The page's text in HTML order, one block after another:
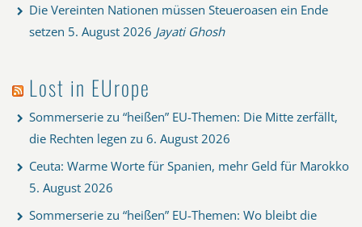
Die Vereinten Nationen müssen Steueroasen ein Ende
setzen 5. August 2026 Jayati Ghosh
Lost in EUrope
Sommerserie zu “heißen” EU-Themen: Die Mitte zerfällt,
die Rechten legen zu 6. August 2026
Ceuta: Warme Worte für Spanien, mehr Geld für Marokko
5. August 2026
Sommerserie zu “heißen” EU-Themen: Wo bleibt die